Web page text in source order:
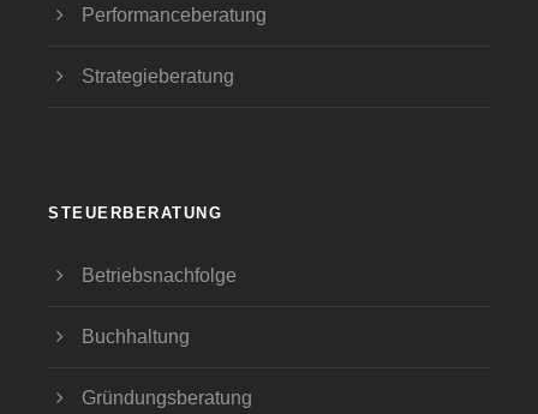
Performanceberatung
Strategieberatung
STEUERBERATUNG
Betriebsnachfolge
Buchhaltung
Gründungsberatung